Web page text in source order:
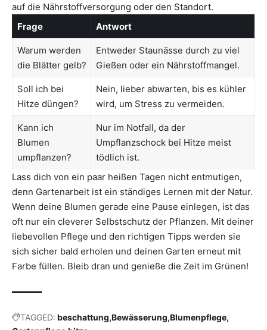
auf die Nährstoffversorgung oder den Standort.
Frage
Antwort
Warum werden
die Blätter gelb?
Entweder Staunässe durch zu viel
Gießen oder ein Nährstoffmangel.
Soll ich bei
Hitze düngen?
Nein, lieber abwarten, bis es kühler
wird, um Stress zu vermeiden.
Kann ich
Blumen
umpflanzen?
Nur im Notfall, da der
Umpflanzschock bei Hitze meist
tödlich ist.
Lass dich von ein paar heißen Tagen nicht entmutigen,
denn Gartenarbeit ist ein ständiges Lernen mit der Natur.
Wenn deine Blumen gerade eine Pause einlegen, ist das
oft nur ein cleverer Selbstschutz der Pflanzen. Mit deiner
liebevollen Pflege und den richtigen Tipps werden sie
sich sicher bald erholen und deinen Garten erneut mit
Farbe füllen. Bleib dran und genieße die Zeit im Grünen!
TAGGED: beschattung Bewässerung Blumenpflege